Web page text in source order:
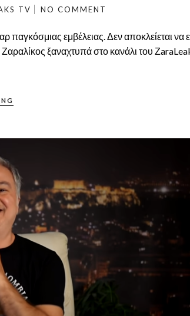
TV NO COMMENT
παγκόσμιας εμβέλειας. Δεν αποκλείεται να
ξαναχτυπά στο κανάλι του